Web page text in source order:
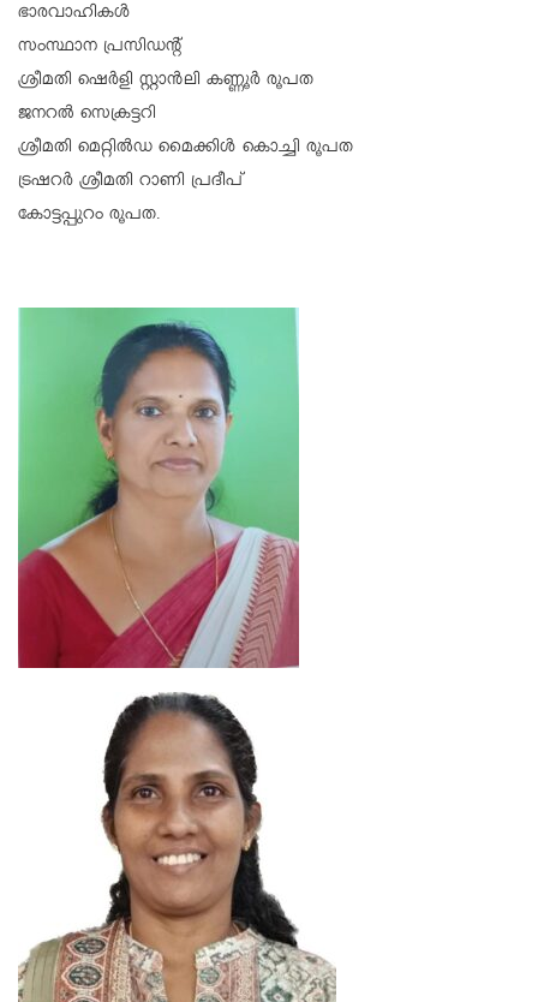
ഭാരവാഹികൾ
സംസ്ഥാന പ്രസിഡന്റ്
ശ്രീമതി ഷെർളി സ്റ്റാൻലി കണ്ണൂർ രൂപത
ജനറൽ സെക്രട്ടറി
ശ്രീമതി മെറ്റിൽഡ മൈക്കിൾ കൊച്ചി രൂപത
ട്രഷറർ ശ്രീമതി റാണി പ്രദീപ്
കോട്ടപ്പുറം രൂപത.